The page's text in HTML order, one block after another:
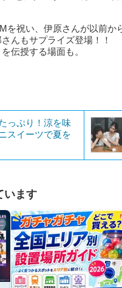
を祝い、伊原さんが以前
んもサプライズ登場！！
伝授する場面も。
っぷり！涼を味
スイーツで夏を
います